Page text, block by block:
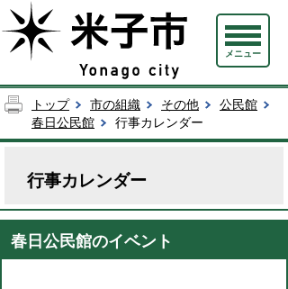
メニュー
トップ 市の組織 その他
公民館
春日公民館
行事カレンダー
行事カレンダー
春日公民館のイベント